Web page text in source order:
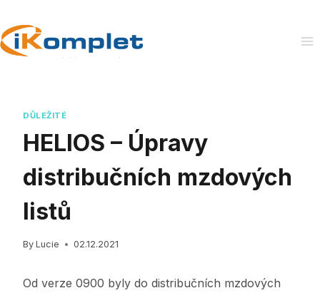
to
content
DŮLEŽITÉ
HELIOS – Úpravy
distribučních mzdových
listů
By Lucie 02.12.2021
Od verze 0900 byly do distribučních mzdových